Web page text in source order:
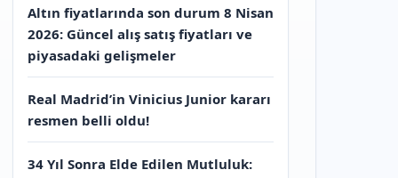
Altın fiyatlarında son durum 8 Nisan
2026: Güncel alış satış fiyatları ve
piyasadaki gelişmeler
Real Madrid’in Vinicius Junior kararı
resmen belli oldu!
34 Yıl Sonra Elde Edilen Mutluluk: